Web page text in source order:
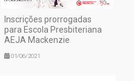
Inscrições prorrogadas
para Escola Presbiteriana
AEJA Mackenzie
01/06/2021